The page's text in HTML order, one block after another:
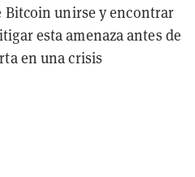
Bitcoin unirse y encontrar
esta amenaza antes de
en una crisis